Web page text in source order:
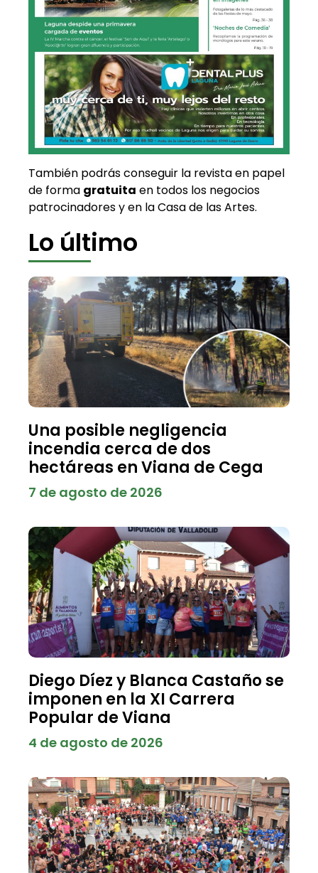
También podrás conseguir la revista en papel
de forma gratuita en todos los negocios
patrocinadores y en la Casa de las Artes.
Lo último
Una posible negligencia
incendia cerca de dos
hectáreas en Viana de Cega
7 de agosto de 2026
Diego Díez y Blanca Castaño se
imponen en la XI Carrera
Popular de Viana
4 de agosto de 2026